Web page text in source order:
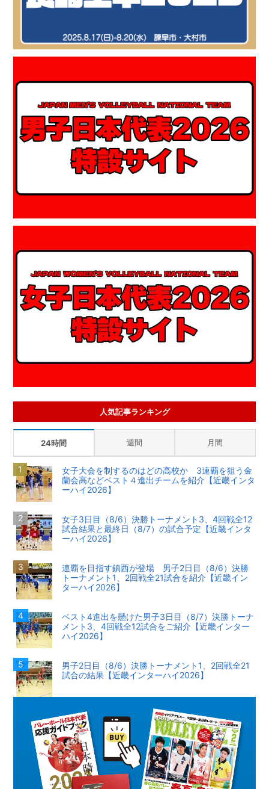
人気記事ランキング
24時間 週間 月間
女子大会を制するのはどの高校か 3連覇を狙う金
蘭会高などベスト４進出チームを紹介【近畿インタ
ーハイ2026】
女子3日目（8/6）決勝トーナメント3、4回戦全12
試合結果と最終日（8/7）の試合予定【近畿インタ
ーハイ2026】
連覇を目指す鎮西が登場 男子2日目（8/6）決勝
トーナメント1、2回戦全21試合を紹介【近畿イン
ターハイ2026】
ベスト4進出を懸けた男子3日目（8/7）決勝トーナ
メント3、4回戦全12試合をご紹介【近畿インター
ハイ2026】
男子2日目（8/6）決勝トーナメント1、2回戦全21
試合の結果【近畿インターハイ2026】